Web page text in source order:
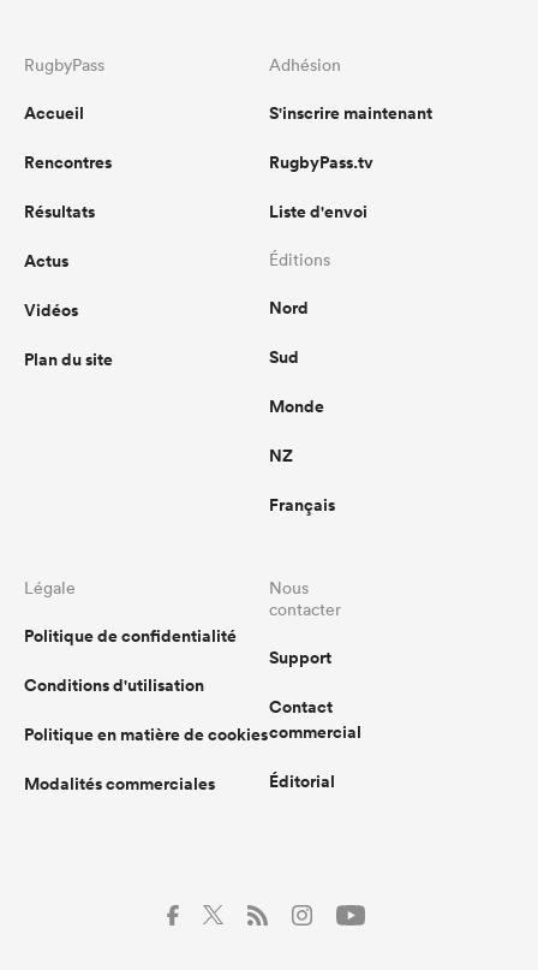
RugbyPass
Accueil
Rencontres
Résultats
Actus
Vidéos
Plan du site
Adhésion
S'inscrire maintenant
RugbyPass.tv
Liste d'envoi
Éditions
Nord
Sud
Monde
NZ
Français
Légale
Politique de confidentialité
Conditions d'utilisation
Politique en matière de cookies
Modalités commerciales
Nous
contacter
Support
Contact
commercial
Éditorial